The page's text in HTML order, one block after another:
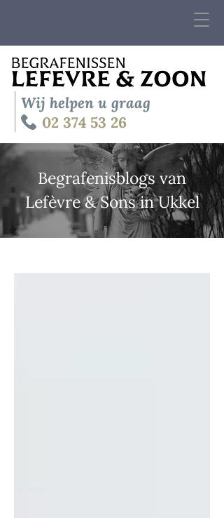
Wij helpen u graag
02 374 53 26
Begrafenisblogs van
Lefèvre & Sons in Ukkel